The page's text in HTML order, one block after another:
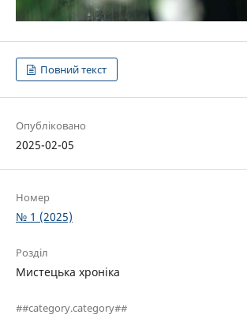
Повний текст
Опубліковано
2025-02-05
Номер
№ 1 (2025)
Розділ
Мистецька хроніка
##category.category##